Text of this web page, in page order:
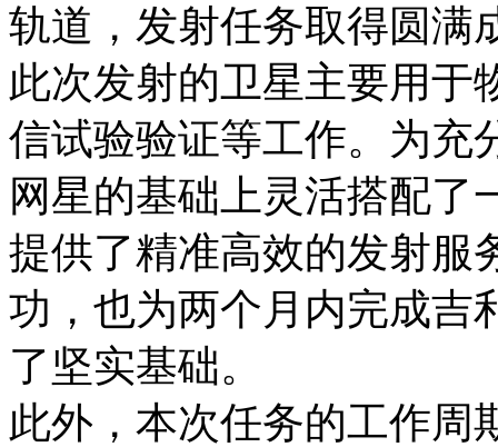
轨道，发射任务取得圆满
此次发射的卫星主要用于
信试验验证等工作。为充
网星的基础上灵活搭配了
提供了精准高效的发射服
功，也为两个月内完成吉
了坚实基础。
此外，本次任务的工作周